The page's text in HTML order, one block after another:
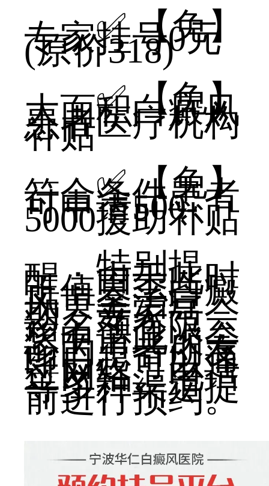
✅ 【免】
专家挂号0元
(原价318)
✅ 【免】
大面积白癜风
患者医疗机构
补贴
✅ 【免】
符合条件患者
可申请500-
5000援助补贴
特别提
醒：由于此时
正值夏季白癜
风黄金治疗
期，专家号会
诊名额有限，
想申请此次会
诊的患者朋友
即日起可以通
过网络、电话
等多种渠道提
前进行预约。